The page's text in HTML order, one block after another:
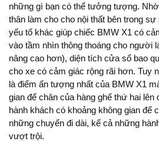
những gì bạn có thể tưởng tượng.
thân làm cho cho nội thất bên trong sự
yếu tố khác giúp chiếc BMW X1 có
vào tầm nhìn thông thoáng cho người
nâng cao hơn), diện tích cửa sổ bao
cho xe có cảm giác rộng rãi hơn. Tuy
là điểm ấn tượng nhất của BMW X1
gian để chân của hàng ghế thứ hai lên
hành khách có khoảng không gian để
những chuyến đi dài, kể cả những
vượt trội.